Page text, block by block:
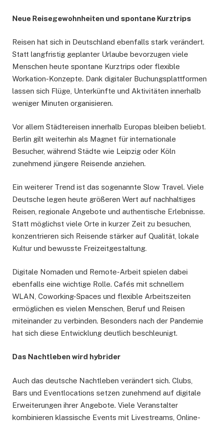
Neue Reisegewohnheiten und spontane Kurztrips
Reisen hat sich in Deutschland ebenfalls stark verändert.
Statt langfristig geplanter Urlaube bevorzugen viele
Menschen heute spontane Kurztrips oder flexible
Workation-Konzepte. Dank digitaler Buchungsplattformen
lassen sich Flüge, Unterkünfte und Aktivitäten innerhalb
weniger Minuten organisieren.
Vor allem Städtereisen innerhalb Europas bleiben beliebt.
Berlin gilt weiterhin als Magnet für internationale
Besucher, während Städte wie Leipzig oder Köln
zunehmend jüngere Reisende anziehen.
Ein weiterer Trend ist das sogenannte Slow Travel. Viele
Deutsche legen heute größeren Wert auf nachhaltiges
Reisen, regionale Angebote und authentische Erlebnisse.
Statt möglichst viele Orte in kurzer Zeit zu besuchen,
konzentrieren sich Reisende stärker auf Qualität, lokale
Kultur und bewusste Freizeitgestaltung.
Digitale Nomaden und Remote-Arbeit spielen dabei
ebenfalls eine wichtige Rolle. Cafés mit schnellem
WLAN, Coworking-Spaces und flexible Arbeitszeiten
ermöglichen es vielen Menschen, Beruf und Reisen
miteinander zu verbinden. Besonders nach der Pandemie
hat sich diese Entwicklung deutlich beschleunigt.
Das Nachtleben wird hybrider
Auch das deutsche Nachtleben verändert sich. Clubs,
Bars und Eventlocations setzen zunehmend auf digitale
Erweiterungen ihrer Angebote. Viele Veranstalter
kombinieren klassische Events mit Livestreams, Online-